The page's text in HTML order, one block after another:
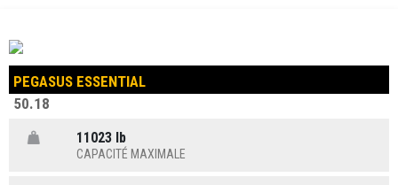
PEGASUS ESSENTIAL
50.18
11023 lb
CAPACITÉ MAXIMALE